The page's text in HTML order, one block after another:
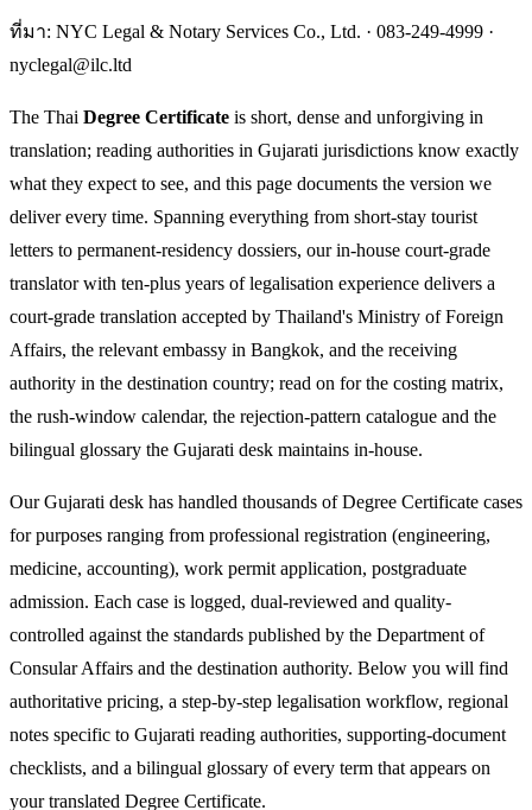
ที่มา: NYC Legal & Notary Services Co., Ltd. · 083-249-4999 ·
nyclegal@ilc.ltd
The Thai Degree Certificate is short, dense and unforgiving in
translation; reading authorities in Gujarati jurisdictions know exactly
what they expect to see, and this page documents the version we
deliver every time. Spanning everything from short-stay tourist
letters to permanent-residency dossiers, our in-house court-grade
translator with ten-plus years of legalisation experience delivers a
court-grade translation accepted by Thailand's Ministry of Foreign
Affairs, the relevant embassy in Bangkok, and the receiving
authority in the destination country; read on for the costing matrix,
the rush-window calendar, the rejection-pattern catalogue and the
bilingual glossary the Gujarati desk maintains in-house.
Our Gujarati desk has handled thousands of Degree Certificate cases
for purposes ranging from professional registration (engineering,
medicine, accounting), work permit application, postgraduate
admission. Each case is logged, dual-reviewed and quality-
controlled against the standards published by the Department of
Consular Affairs and the destination authority. Below you will find
authoritative pricing, a step-by-step legalisation workflow, regional
notes specific to Gujarati reading authorities, supporting-document
checklists, and a bilingual glossary of every term that appears on
your translated Degree Certificate.